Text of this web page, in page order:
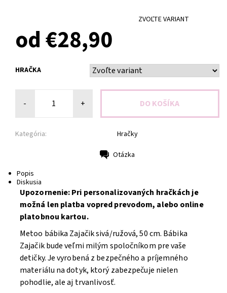
ZVOĽTE VARIANT
od €28,90
HRAČKA
- +
Kategória: Hračky
Otázka
Popis
Diskusia
Upozornenie: Pri personalizovaných hračkách je
možná len platba vopred prevodom, alebo online
platobnou kartou.
Metoo bábika Zajačik sivá/ružová, 50 cm. Bábika
Zajačik bude veľmi milým spoločníkom pre vaše
detičky. Je vyrobená z bezpečného a príjemného
materiálu na dotyk, ktorý zabezpečuje nielen
pohodlie, ale aj trvanlivosť.